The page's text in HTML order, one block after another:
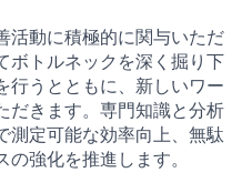
活動に積極的に関与いただ
ボトルネックを深く掘り下
行うとともに、新しいワー
だきます。専門知識と分析
測定可能な効率向上、無駄
強化を推進します。